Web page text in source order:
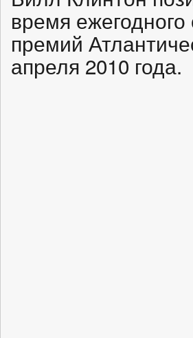
время
премий
апреля 2010 года.